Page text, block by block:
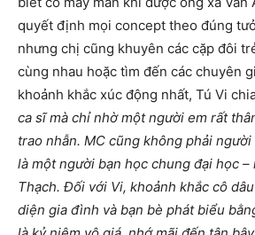
quyết định mọi concept theo đúng
nhưng chị cũng khuyên các cặp đôi
cùng nhau hoặc tìm đến các chuyên
khoảnh khắc xúc động nhất, Tú Vi
ca sĩ mà chỉ nhờ một người em rất
trao nhẫn. MC cũng không phải
là một người bạn học chung đại học –
Thạch. Đối với Vi, khoảnh khắc cô
diện gia đình và bạn bè phát biểu